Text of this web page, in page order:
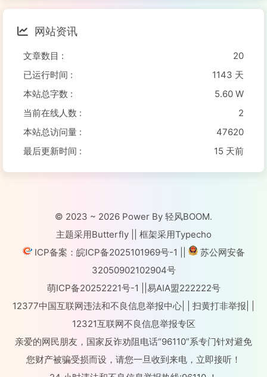
网站资讯
文章数目 :
20
已运行时间 :
1143 天
本站总字数 :
5.60 W
当前在线人数 :
2
本站总访问量 :
47620
最后更新时间 :
15 天前
© 2023 ~ 2026 Power By 轻风BOOM.
主题采用Butterfly || 框架采用Typecho
ICP备案：皖ICP备2025101969号-1
苏公网安备
32050902102904号
萌ICP备20252221号-1
易AIA盟222222号
12377中国互联网违法和不良信息举报中心
扫黄打非举报
12321互联网不良信息举报专区
亲爱的网民朋友，国家反诈劝阻电话“96110”系专门针对避免
您财产被骗受损而设，请您一旦收到来电，立即接听！